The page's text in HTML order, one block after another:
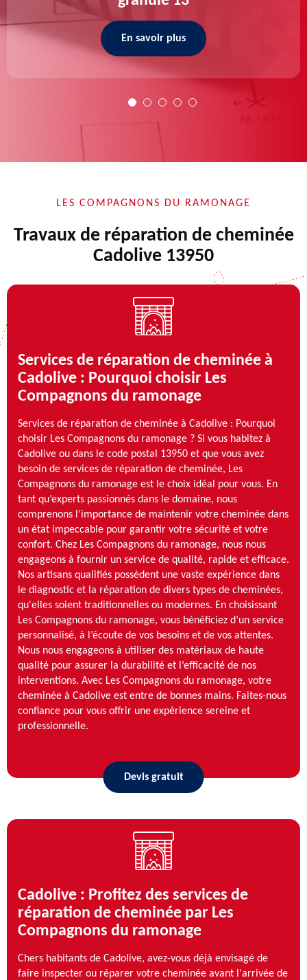
En savoir plus
LES COMPAGNONS DU RAMONAGE
Travaux de réparation de cheminée
Cadolive 13950
Services de réparation de cheminée à
Cadolive : Pourquoi choisir Les
Compagnons du ramonage
Services de réparation de cheminée à Cadolive : Pourquoi
choisir Les Compagnons du ramonage ? Si vous habitez à
Cadolive ou dans le code postal 13950 et que vous avez
besoin de services de réparation de cheminée, Les
Compagnons du ramonage est le choix idéal pour vous. En
tant qu’experts passionnés dans le domaine, nous
comprenons l'importance de maintenir votre cheminée dans
un état impeccable pour garantir votre sécurité et votre
confort. Chez Les Compagnons du ramonage, nous nous
engageons à fournir un service de qualité, rapide et efficace.
Nos artisans qualifiés possèdent une vaste expérience dans
le diagnostic et la réparation de divers types de cheminées,
qu'elles soient traditionnelles ou modernes. En choisissant
Les Compagnons du ramonage, vous bénéficiez d’un service
personnalisé, à l’écoute de vos besoins et de vos attentes.
Nous nous engageons à utiliser des matériaux de haute
qualité pour assurer la durabilité et l’efficacité de nos
interventions. Avec Les Compagnons du ramonage, votre
cheminée à Cadolive est entre de bonnes mains. Faites-nous
confiance pour vous offrir une expérience sereine et
professionnelle.
Devis gratuit
Cadolive : Profitez des services de
réparation de cheminée par Les
Compagnons du ramonage
Chers habitants de Cadolive, avez-vous déjà envisagé de
faire inspecter ou réparer votre cheminée avant l'arrivée de